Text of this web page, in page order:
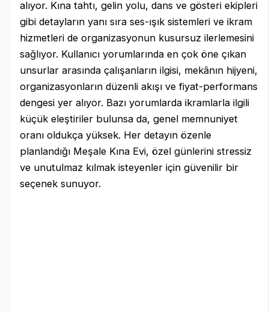
alıyor. Kına tahtı, gelin yolu, dans ve gösteri ekipleri
gibi detayların yanı sıra ses-ışık sistemleri ve ikram
hizmetleri de organizasyonun kusursuz ilerlemesini
sağlıyor. Kullanıcı yorumlarında en çok öne çıkan
unsurlar arasında çalışanların ilgisi, mekânın hijyeni,
organizasyonların düzenli akışı ve fiyat-performans
dengesi yer alıyor. Bazı yorumlarda ikramlarla ilgili
küçük eleştiriler bulunsa da, genel memnuniyet
oranı oldukça yüksek. Her detayın özenle
planlandığı Meşale Kına Evi, özel günlerini stressiz
ve unutulmaz kılmak isteyenler için güvenilir bir
seçenek sunuyor.